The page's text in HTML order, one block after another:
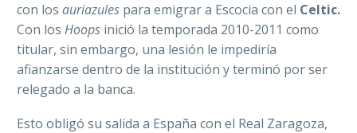
con los auriazules para emigrar a Escocia con el Celtic.
Con los Hoops inició la temporada 2010-2011 como
titular, sin embargo, una lesión le impediría
afianzarse dentro de la institución y terminó por ser
relegado a la banca.
Esto obligó su salida a España con el Real Zaragoza,